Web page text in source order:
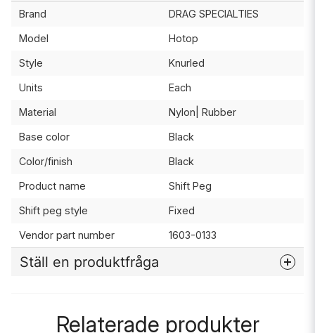
Brand DRAG SPECIALTIES
Model Hotop
Style Knurled
Units Each
Material Nylon| Rubber
Base color Black
Color/finish Black
Product name Shift Peg
Shift peg style Fixed
Vendor part number 1603-0133
Ställ en produktfråga
Relaterade produkter